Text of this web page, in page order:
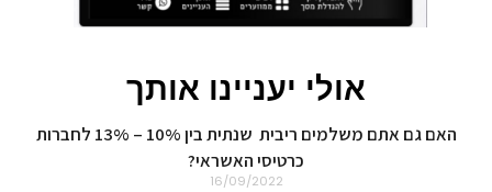
אולי יעניינו אותך
האם גם אתם משלמים ריבית שנתית בין 10% – 13% לחברות
כרטיסי האשראי?
16/09/2022